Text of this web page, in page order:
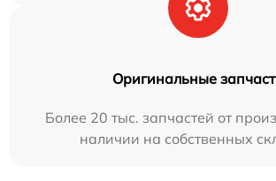
Оригинальные
Более 20 тыс. запчастей от
наличии на собственных